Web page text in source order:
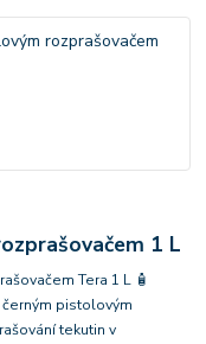
1 L
Tera 1 L 🧴
pistolovým
tekutin v